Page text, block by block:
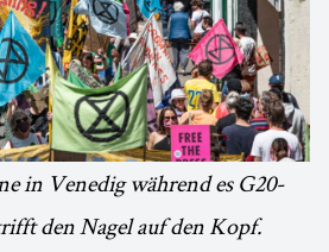
in Venedig während es G20-
den Nagel auf den Kopf.